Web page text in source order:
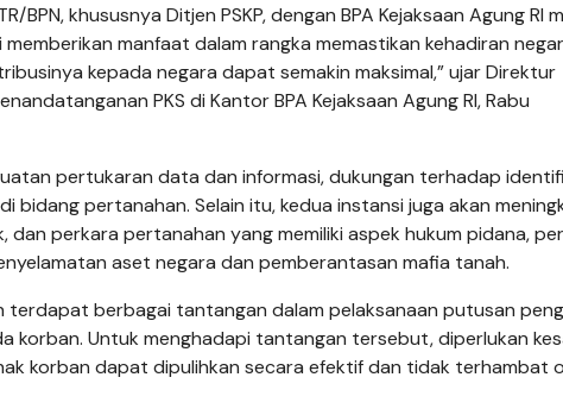
BPN, khususnya Ditjen PSKP, dengan BPA Kejaksaan Agung RI
manfaat dalam rangka memastikan kehadiran
kepada negara dapat semakin maksimal,” ujar Direktur
PKS di Kantor BPA Kejaksaan Agung RI, Rabu
pertukaran data dan informasi, dukungan terhadap
bidang pertanahan. Selain itu, kedua instansi juga akan
dan perkara pertanahan yang memiliki aspek hukum pidana,
aset negara dan pemberantasan mafia tanah.
terdapat berbagai tantangan dalam pelaksanaan putusan
korban. Untuk menghadapi tantangan tersebut, diperlukan
korban dapat dipulihkan secara efektif dan tidak terhambat